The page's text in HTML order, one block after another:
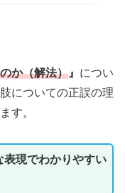
か（解法） 』 につい
についての正誤の理
す。
表現でわかりやすい